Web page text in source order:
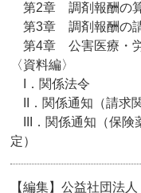
第2章 調剤報酬の
第3章 調剤報酬の
第4章 公害医療・労
〈資料編〉
I．関係法令
II．関係通知（請求関
III．関係通知（保険
定）
【編集】公益社団法人